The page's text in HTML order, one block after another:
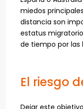
miedos
distancia son
estatus
de tiempo por las
El riesgo